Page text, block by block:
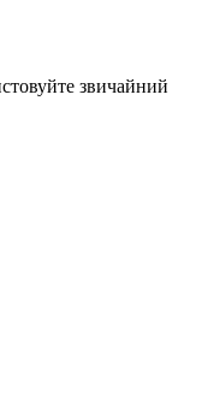
звичайний